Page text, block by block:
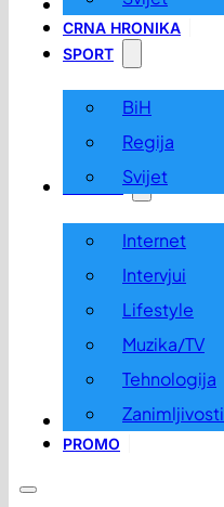
LOKALNO
CRNA HRONIKA
SPORT
BiH
Regija
Svijet
ZABAVA
Internet
Intervjui
Lifestyle
Muzika/TV
Tehnologija
Zanimljivosti
OGLASI I KONKURSI
PROMO